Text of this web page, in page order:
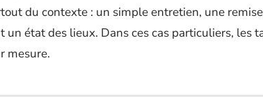
du contexte : un simple entretien, une
état des lieux. Dans ces cas particuliers, les
mesure.